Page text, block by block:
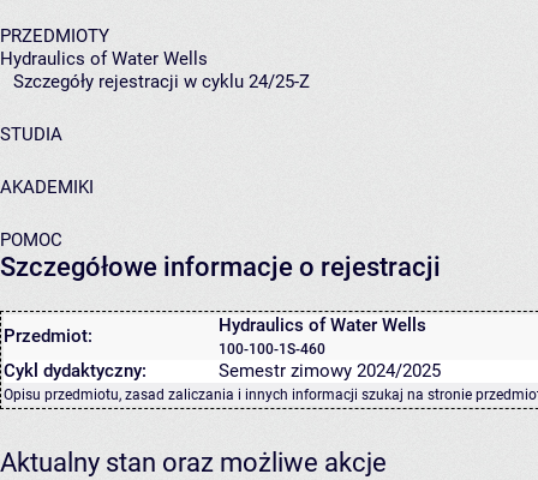
PRZEDMIOTY
Hydraulics of Water Wells
Szczegóły rejestracji w cyklu 24/25-Z
STUDIA
AKADEMIKI
POMOC
Szczegółowe informacje o rejestracji
Przedmiot: Hydraulics of Water Wells
100-100-1S-460
Cykl dydaktyczny: Semestr zimowy 2024/2025
Opisu przedmiotu, zasad zaliczania i innych informacji szukaj na stronie
Aktualny stan oraz możliwe akcje